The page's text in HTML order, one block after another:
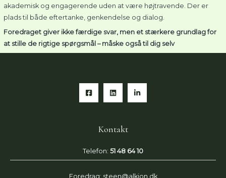
akademisk og engagerende uden at være højtravende. Der er
plads til både eftertanke, genkendelse og dialog.
Foredraget giver ikke færdige svar, men et stærkere grundlag for
at stille de rigtige spørgsmål – måske også til dig selv
Kontakt
Telefon: 51 48 64 10
Foredrag: steen@alkion.dk